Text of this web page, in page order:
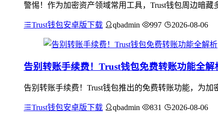
警惕！作为加密资产领域常用工具，Trust钱包周边暗
Trust钱包安卓版下载 qbadmin 997 2026-08-06
告别转账手续费！Trust钱包免费转账功能全解
告别转账手续费！Trust钱包推出的免费转账功能，为
Trust钱包安卓版下载 qbadmin 831 2026-08-06